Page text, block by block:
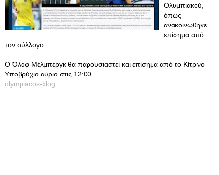
Ολυμπιακού,
όπως
ανακοινώθηκε
επίσημα από
τον σύλλογο.
Ο Όλοφ Μέλμπεργκ θα παρουσιαστεί και επίσημα από το Κίτρινο
Υποβρύχιο αύριο στις 12:00.
olympiacos-blog